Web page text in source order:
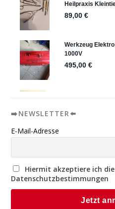
➡️NEWSLETTER⬅️
E-Mail-Adresse
Hiermit akzeptiere ich die
Datenschutzbestimmungen